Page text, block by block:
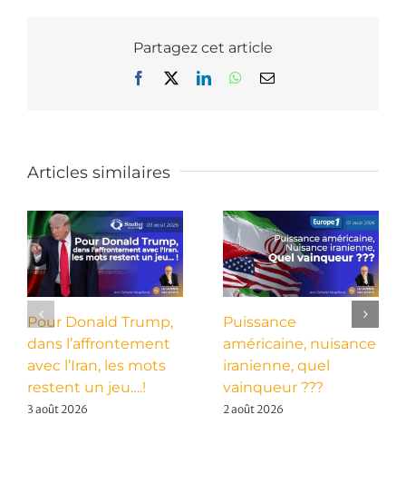
Partagez cet article
Facebook LinkedInWhatsApp
Email
Articles similaires
Pour Donald Trump,
dans l’affrontement
avec l’Iran, les mots
restent un jeu….!
3 août 2026
Puissance
américaine, nuisance
iranienne, quel
vainqueur ???
2 août 2026